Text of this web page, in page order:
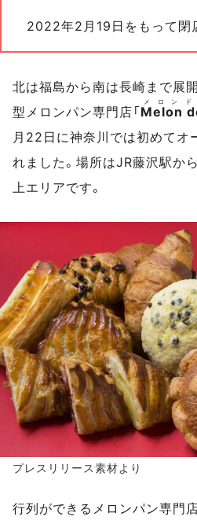
2022年2月19日をもって閉
北は福島から南は長崎まで展
型メロンパン専門店「Melon
メロン
月22日に神奈川では初めてオ
れました。場所はJR藤沢駅か
上エリアです。
プレスリリース素材より
行列ができるメロンパン専門